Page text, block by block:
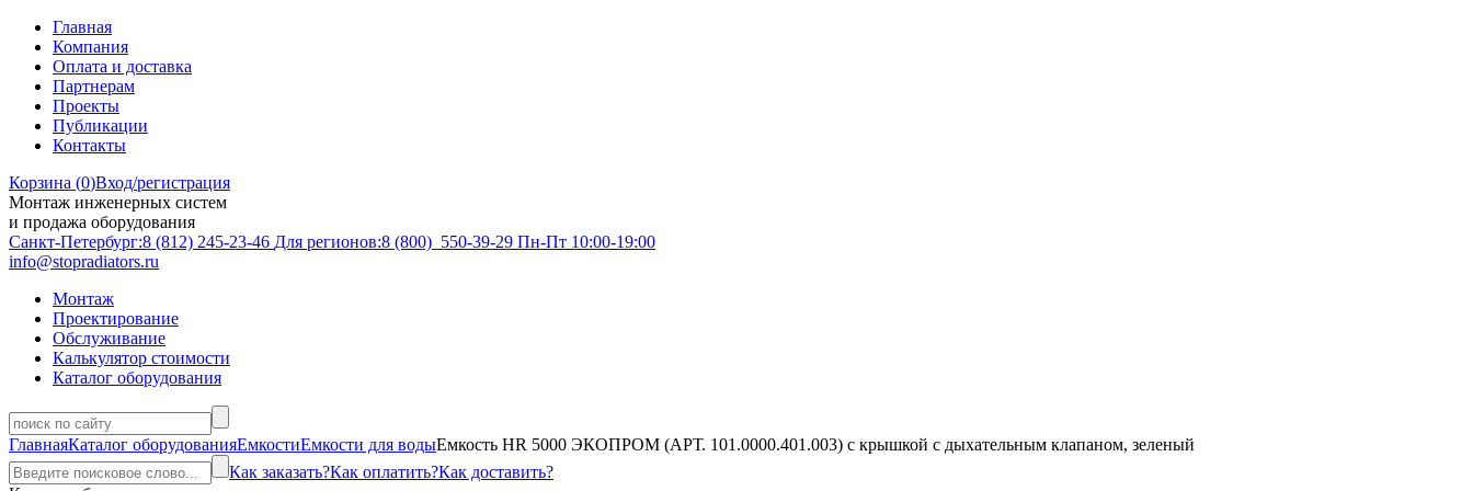
Главная
Компания
Оплата и доставка
Партнерам
Проекты
Публикации
Контакты
Корзина (0)Вход/регистрация
Монтаж инженерных систем
и продажа оборудования
Санкт-Петербург:8 (812) 245-23-46 Для регионов:8 (800) 550-39-29 Пн-Пт 10:00-19:00
info@stopradiators.ru
Монтаж
Проектирование
Обслуживание
Калькулятор стоимости
Каталог оборудования
ГлавнаяКаталог оборудованияЕмкостиЕмкости для водыЕмкость HR 5000 ЭКОПРОМ (АРТ. 101.0000.401.003) с крышкой с дыхательным клапаном, зеленый
Как заказать?Как оплатить?Как доставить?